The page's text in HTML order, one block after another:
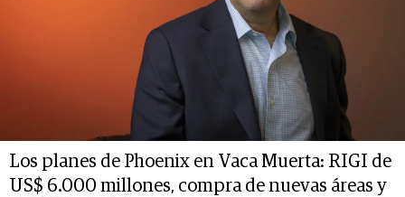
Los planes de Phoenix en Vaca Muerta: RIGI de
US$ 6.000 millones, compra de nuevas áreas y